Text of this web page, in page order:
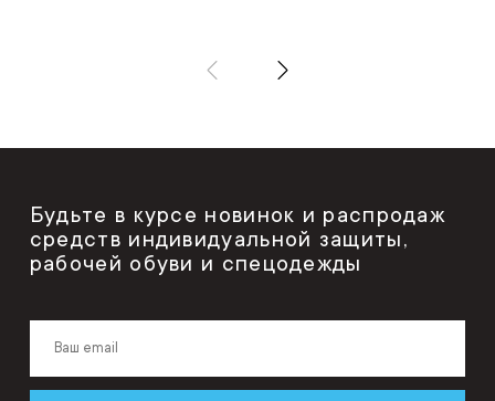
Будьте в курсе новинок и распродаж
средств индивидуальной защиты,
рабочей обуви и спецодежды